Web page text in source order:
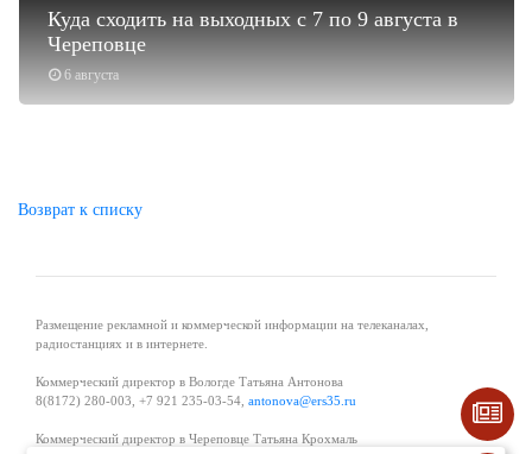
6 августа
Куда сходить на выходных с 7 по 9 августа в
Череповце
Возврат к списку
Размещение рекламной и коммерческой информации на телеканалах,
радиостанциях и в интернете.
Коммерческий директор в Вологде Татьяна Антонова
8(8172) 280-003, +7 921 235-03-54, antonova@ers35.ru
Коммерческий директор в Череповце Татьяна Крохмаль